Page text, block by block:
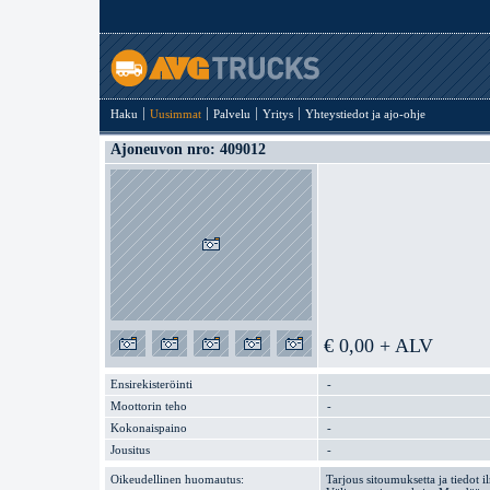
Haku Uusimmat Palvelu Yritys Yhteystiedot ja ajo-ohje
Ajoneuvon nro: 409012
€ 0,00 + ALV
Ensirekisteröinti
-
Moottorin teho
-
Kokonaispaino
-
Jousitus
-
Oikeudellinen huomautus:
Tarjous sitoumuksetta ja tiedot